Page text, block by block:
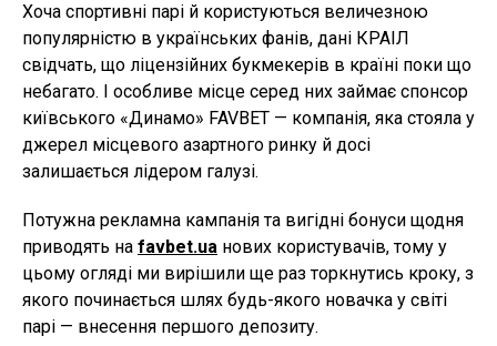
Хоча спортивні парі й користуються величезною
популярністю в українських фанів, дані КРАІЛ
свідчать, що ліцензійних букмекерів в країні поки що
небагато. І особливе місце серед них займає спонсор
київського «Динамо» FAVBET — компанія, яка стояла у
джерел місцевого азартного ринку й досі
залишається лідером галузі.
Потужна рекламна кампанія та вигідні бонуси щодня
приводять на favbet.ua нових користувачів, тому у
цьому огляді ми вирішили ще раз торкнутись кроку, з
якого починається шлях будь-якого новачка у світі
парі — внесення першого депозиту.